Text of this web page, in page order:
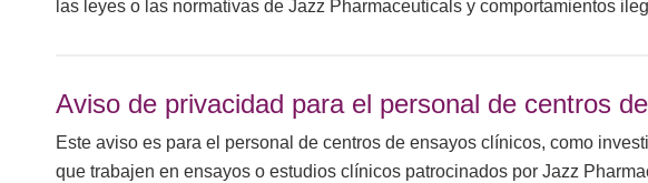
las leyes o las normativas de Jazz Pharmaceuticals y comportamientos
Aviso de privacidad para el personal de centros
Este aviso es para el personal de centros de ensayos clínicos, como
que trabajen en ensayos o estudios clínicos patrocinados por Jazz